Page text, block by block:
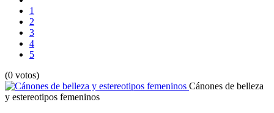
1
2
3
4
5
(0 votos)
Cánones de belleza
y estereotipos femeninos